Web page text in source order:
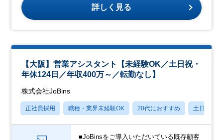
詳しく見る
【大阪】営業アシスタント【未経験OK／土日祝・
年休124日／年収400万～／転勤なし】
株式会社JoBins
正社員採用 職種・業界未経験OK 20代におすすめ 土日祝休み
■JoBinsをご導入いただいている既存顧客